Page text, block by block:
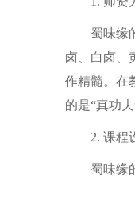
蜀味缘
卤、白卤、
作精髓。在
的是“真功夫
2. 课程
蜀味缘